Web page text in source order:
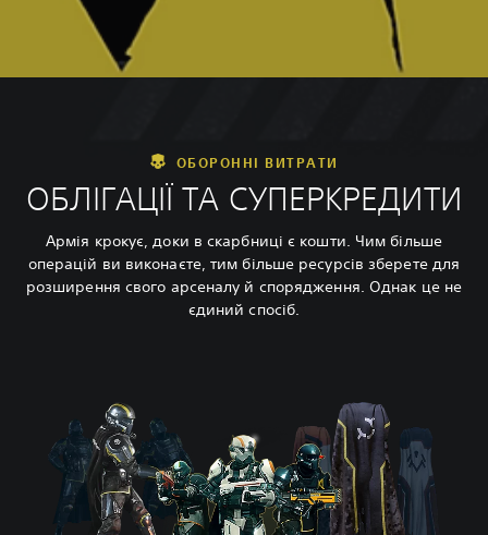
ОБОРОННІ ВИТРАТИ
ОБЛІГАЦІЇ ТА СУПЕРКРЕДИТИ
Армія крокує, доки в скарбниці є кошти. Чим більше
операцій ви виконаєте, тим більше ресурсів зберете для
розширення свого арсеналу й спорядження. Однак це не
єдиний спосіб.